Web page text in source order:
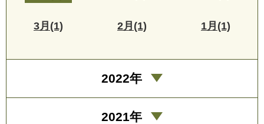
3月(1) 2月(1) 1月(1)
2022年
2021年